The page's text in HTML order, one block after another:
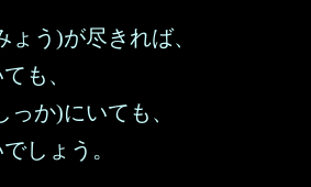
ょう)が尽きれば、
も、
か)にいても、
しょう。